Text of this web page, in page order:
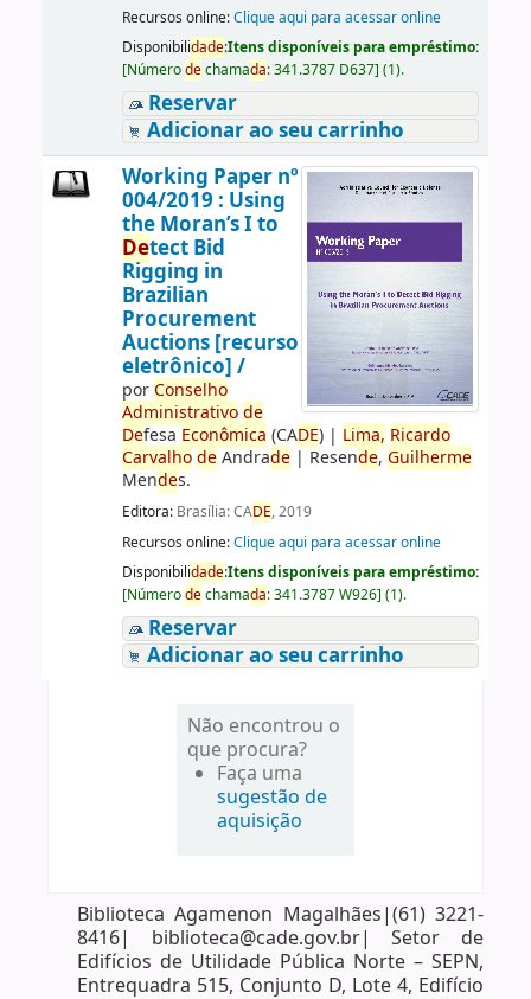
Recursos online:Clique aqui para acessar online
Disponibilidade:Itens disponíveis para empréstimo:
[Númerodechamada:341.3787 D637] (1).
Reservar
Adicionar ao seu carrinho
Working Paper nº
004/2019 : Using
the Moran’s I to
Detect Bid
Rigging in
Brazilian
Procurement
Auctions [recurso
eletrônico] /
porConselho
Administrativo de
Defesa Econômica (CADE)| Lima, Ricardo
Carvalho deAndrade| Resende, Guilherme
Mendes.
Editora: Brasília: CADE, 2019
Recursos online:Clique aqui para acessar online
Disponibilidade:Itens disponíveis para empréstimo:
[Númerodechamada:341.3787 W926] (1).
Reservar
Adicionar ao seu carrinho
Não encontrou o
que procura?
Faça uma
sugestão de
aquisição
Biblioteca Agamenon Magalhães|(61) 3221-
8416| biblioteca@cade.gov.br| Setor de
Edifícios de Utilidade Pública Norte – SEPN,
Entrequadra 515, Conjunto D, Lote 4, Edifício